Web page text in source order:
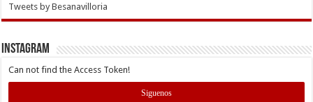
Tweets by Besanavilloria
INSTAGRAM
Can not find the Access Token!
Siguenos